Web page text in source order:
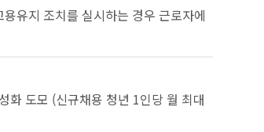
유지 조치를 실시하는 경우 근로자에
화 도모 (신규채용 청년 1인당 월 최대